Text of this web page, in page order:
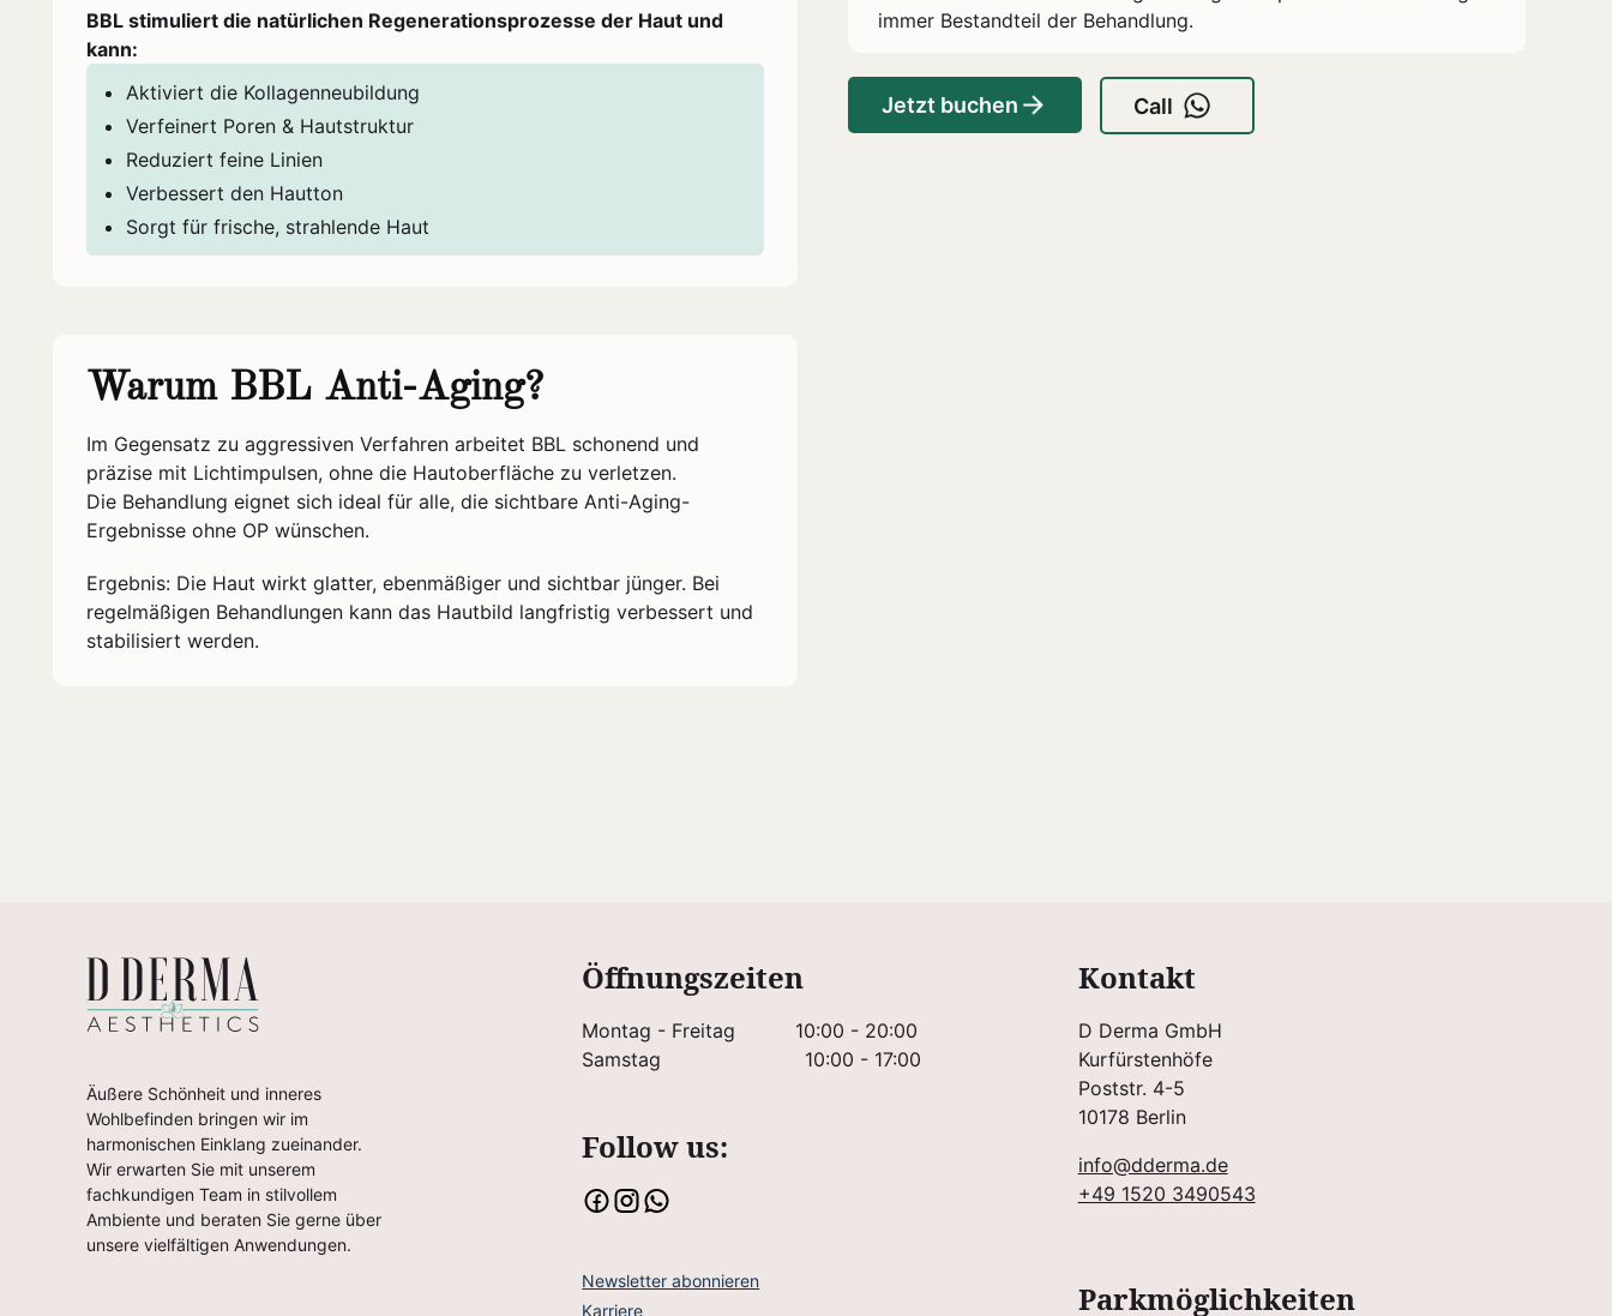
BBL stimuliert die natürlichen Regenerationsprozesse der Haut und
kann:
Aktiviert die Kollagenneubildung
Verfeinert Poren & Hautstruktur
Reduziert feine Linien
Verbessert den Hautton
Sorgt für frische, strahlende Haut
Warum BBL Anti-Aging?
Im Gegensatz zu aggressiven Verfahren arbeitet BBL schonend und
präzise mit Lichtimpulsen, ohne die Hautoberfläche zu verletzen.
Die Behandlung eignet sich ideal für alle, die sichtbare Anti-Aging-
Ergebnisse ohne OP wünschen.
Ergebnis: Die Haut wirkt glatter, ebenmäßiger und sichtbar jünger. Bei
regelmäßigen Behandlungen kann das Hautbild langfristig verbessert und
stabilisiert werden.
immer Bestandteil der Behandlung.
Jetzt buchen Call
Äußere Schönheit und inneres
Wohlbefinden bringen wir im
harmonischen Einklang zueinander.
Wir erwarten Sie mit unserem
fachkundigen Team in stilvollem
Ambiente und beraten Sie gerne über
unsere vielfältigen Anwendungen.
Öffnungszeiten
Montag - Freitag 10:00 - 20:00
Samstag 10:00 - 17:00
Follow us:
Newsletter abonnieren
Karriere
Kontakt
D Derma GmbH
Kurfürstenhöfe
Poststr. 4-5
10178 Berlin
info@dderma.de
+49 1520 3490543
Parkmöglichkeiten